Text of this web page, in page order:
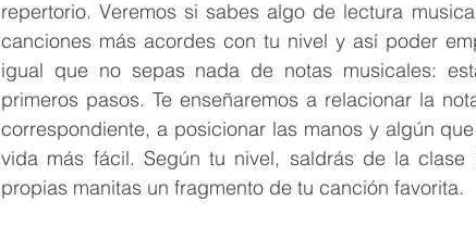
repertorio. Veremos si sabes algo de lectura
canciones más acordes con tu nivel y así poder
igual que no sepas nada de notas musicales:
primeros pasos. Te enseñaremos a relacionar la
correspondiente, a posicionar las manos y algún
vida más fácil. Según tu nivel, saldrás de la
propias manitas un fragmento de tu canción favorita.